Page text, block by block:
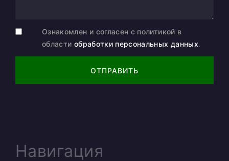
Ознакомлен и согласен с политикой в
области обработки персональных данных.
ОТПРАВИТЬ
Навигация